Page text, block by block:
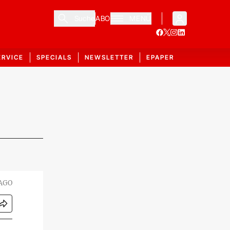
ABO
SPECIALS NEWSLETTER EPAPER